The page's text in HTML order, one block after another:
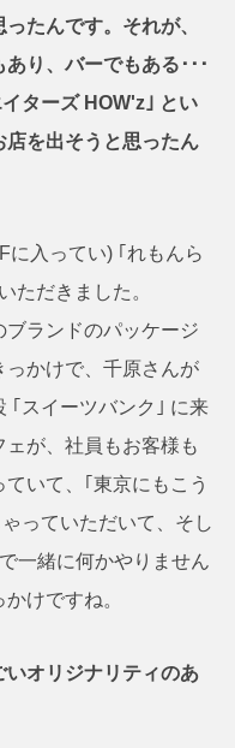
たんです。それが、
り、バーでもある･･･
ターズ HOW'z｣ とい
店を出そうと思ったん
に入ってい) ｢れもんら
ただきました。
ブランドのパッケージ
っかけで、千原さんが
｢スイーツバンク｣ に来
が、社員もお客様も
いて、｢東京にもこう
っていただいて、そし
一緒に何かやりません
けですね。
オリジナリティのあ